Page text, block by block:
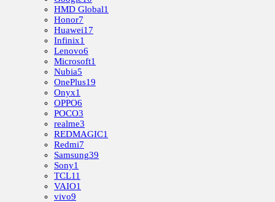
HMD Global1
Honor7
Huawei17
Infinix1
Lenovo6
Microsoft1
Nubia5
OnePlus19
Onyx1
OPPO6
POCO3
realme3
REDMAGIC1
Redmi7
Samsung39
Sony1
TCL11
VAIO1
vivo9